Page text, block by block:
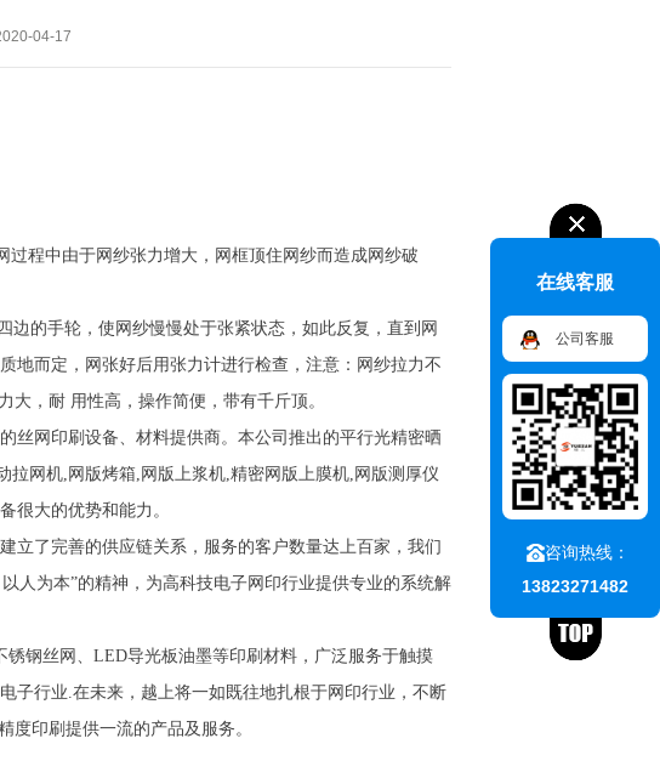
04-17
程中由于网纱张力增大，网框顶住网纱而造成网纱破
的手轮，使网纱慢慢处于张紧状态，如此反复，直到网
地而定，网张好后用张力计进行检查，注意：网纱拉力不
，耐 用性高，操作简便，带有千斤顶。
丝网印刷设备、材料提供商。本公司推出的平行光精密晒
网机,网版烤箱,网版上浆机,精密网版上膜机,网版测厚仪
很大的优势和能力。
立了完善的供应链关系，服务的客户数量达上百家，我们
人为本”的精神，为高科技电子网印行业提供专业的系统解
钢丝网、LED导光板油墨等印刷材料，广泛服务于触摸
子行业.在未来，越上将一如既往地扎根于网印行业，不断
印刷提供一流的产品及服务。
在线客服
公司客服
咨询热线：
13823271482